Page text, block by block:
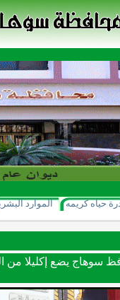
حياه كريمه الموارد
المجيدة ...محافظ سوهاج يضع